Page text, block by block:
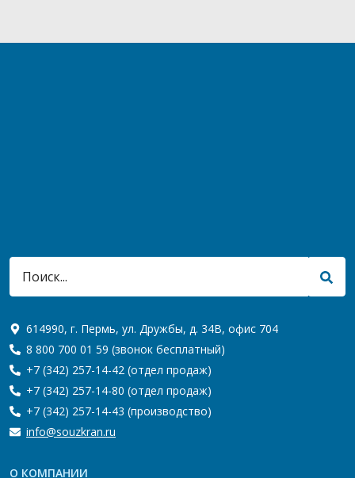
614990, г. Пермь, ул. Дружбы, д. 34В, офис 704
8 800 700 01 59 (звонок бесплатный)
+7 (342) 257-14-42 (отдел продаж)
+7 (342) 257-14-80 (отдел продаж)
+7 (342) 257-14-43 (производство)
info@souzkran.ru
О КОМПАНИИ